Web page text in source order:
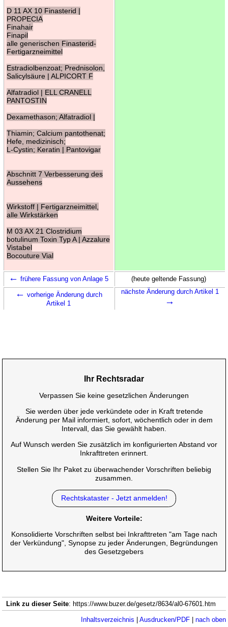
D 11 AX 10 Finasterid |
PROPECIA
Finahair
Finapil
alle generischen Finasterid-
Fertigarzneimittel
Estradiolbenzoat; Prednisolon,
Salicylsäure | ALPICORT F
Alfatradiol | ELL CRANELL
PANTOSTIN
Dexamethason; Alfatradiol |
Thiamin; Calcium pantothenat;
Hefe, medizinisch;
L-Cystin; Keratin | Pantovigar
Abschnitt 7 Verbesserung des
Aussehens
Wirkstoff | Fertigarzneimittel,
alle Wirkstärken
M 03 AX 21 Clostridium
botulinum Toxin Typ A | Azzalure
Vistabel
Bocouture Vial
← frühere Fassung von Anlage 5 (heute geltende Fassung)
← vorherige Änderung durch
Artikel 1
nächste Änderung durch Artikel 1
→
Ihr Rechtsradar
Verpassen Sie keine gesetzlichen Änderungen
Sie werden über jede verkündete oder in Kraft tretende
Änderung per Mail informiert, sofort, wöchentlich oder in dem
Intervall, das Sie gewählt haben.
Auf Wunsch werden Sie zusätzlich im konfigurierten Abstand vor
Inkrafttreten erinnert.
Stellen Sie Ihr Paket zu überwachender Vorschriften beliebig
zusammen.
Rechtskataster - Jetzt anmelden!
Weitere Vorteile:
Konsolidierte Vorschriften selbst bei Inkrafttreten "am Tage nach
der Verkündung", Synopse zu jeder Änderungen, Begründungen
des Gesetzgebers
Link zu dieser Seite: https://www.buzer.de/gesetz/8634/al0-67601.htm
Inhaltsverzeichnis Ausdrucken/PDF| nach oben